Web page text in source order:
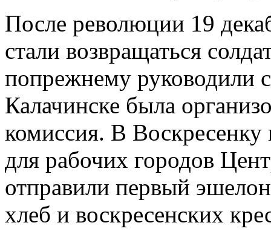
После революции 19
стали возвращаться
попрежнему руководили
Калачинске была
комиссия. В Воскресенку
для ра­бочих городов
отправили первый
хлеб и воскресенских